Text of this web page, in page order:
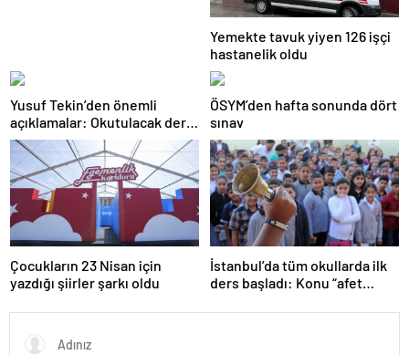
Yemekte tavuk yiyen 126 işçi
hastanelik oldu
Yusuf Tekin’den önemli
açıklamalar: Okutulacak dersi
kalmamış öğretmene branş
değişikliği masada
ÖSYM’den hafta sonunda dört
sınav
Çocukların 23 Nisan için
yazdığı şiirler şarkı oldu
İstanbul’da tüm okullarda ilk
ders başladı: Konu “afet